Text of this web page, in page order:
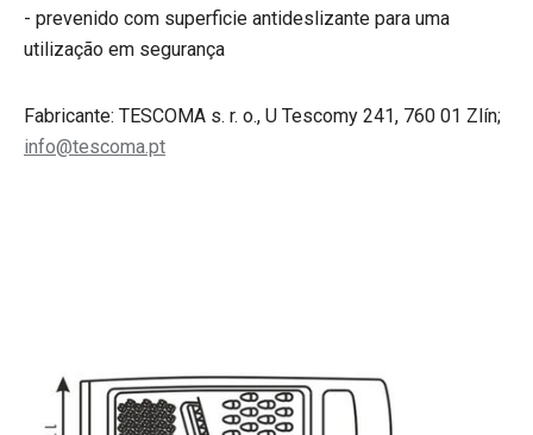
- prevenido com superficie antideslizante para uma
utilização em segurança
Fabricante: TESCOMA s. r. o., U Tescomy 241, 760 01 Zlín;
info@tescoma.pt